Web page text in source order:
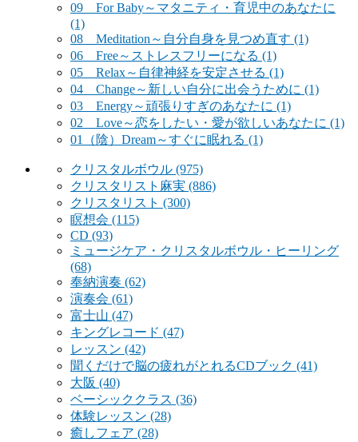
09 For Baby～マタニティ・育児中のあなたに
(1)
08 Meditation～自分自身を見つめ直す (1)
06 Free～ストレスフリーになる (1)
05 Relax～自律神経を安定させる (1)
04 Change～新しい自分に出会うために (1)
03 Energy～頑張りすぎのあなたに (1)
02 Love～恋をしたい・愛が欲しいあなたに (1)
01（陰）Dream～すぐに眠れる (1)
クリスタルボウル (975)
クリスタリスト麻実 (886)
クリスタリスト (300)
瞑想会 (115)
CD (93)
ミュージケア・クリスタルボウル・ヒーリング
(68)
奉納演奏 (62)
演奏会 (61)
富士山 (47)
キングレコード (47)
レッスン (42)
聞くだけで脳の疲れがとれるCDブック (41)
大阪 (40)
ベーシッククラス (36)
体験レッスン (28)
癒しフェア (28)